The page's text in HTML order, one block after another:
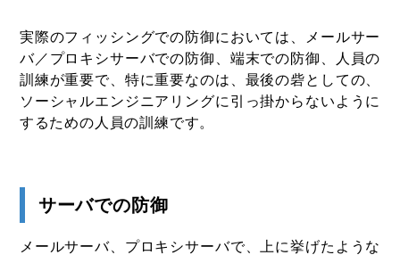
実際のフィッシングでの防御においては、メールサー
バ／プロキシサーバでの防御、端末での防御、人員の
訓練が重要で、特に重要なのは、最後の砦としての、
ソーシャルエンジニアリングに引っ掛からないように
するための人員の訓練です。
サーバでの防御
メールサーバ、プロキシサーバで、上に挙げたような